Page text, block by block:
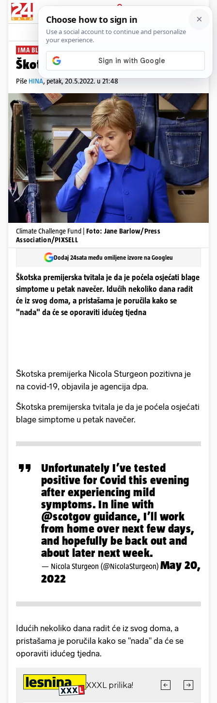
PRIJAVA
News Komentari
IMA BLAGE SIMPTOME
Škotska premijerka ima koronu
Piše HINA,petak, 20.5.2022. u 21:48
Climate Challenge Fund | Foto: Jane Barlow/Press
Association/PIXSELL
Dodaj 24sata među omiljene izvore na Googleu
Škotska premijerska tvitala je da je poćela osjećati blage
simptome u petak navečer. Idućih nekoliko dana radit
će iz svog doma, a pristašama je poručila kako se
"nada" da će se oporaviti idućeg tjedna
Škotska premijerka Nicola Sturgeon pozitivna je
na covid-19, objavila je agencija dpa.
Škotska premijerska tvitala je da je poćela osjećati
blage simptome u petak navečer.
Unfortunately I’ve tested
positive for Covid this evening
after experiencing mild
symptoms. In line with
@scotgov guidance, I’ll work
from home over next few days,
and hopefully be back out and
about later next week.
— Nicola Sturgeon (@NicolaSturgeon) May 20,
2022
Idućih nekoliko dana radit će iz svog doma, a
pristašama je poručila kako se "nada" da će se
oporaviti idućeg tjedna.